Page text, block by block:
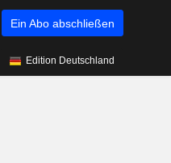
Ein Abo abschließen
Edition Deutschland